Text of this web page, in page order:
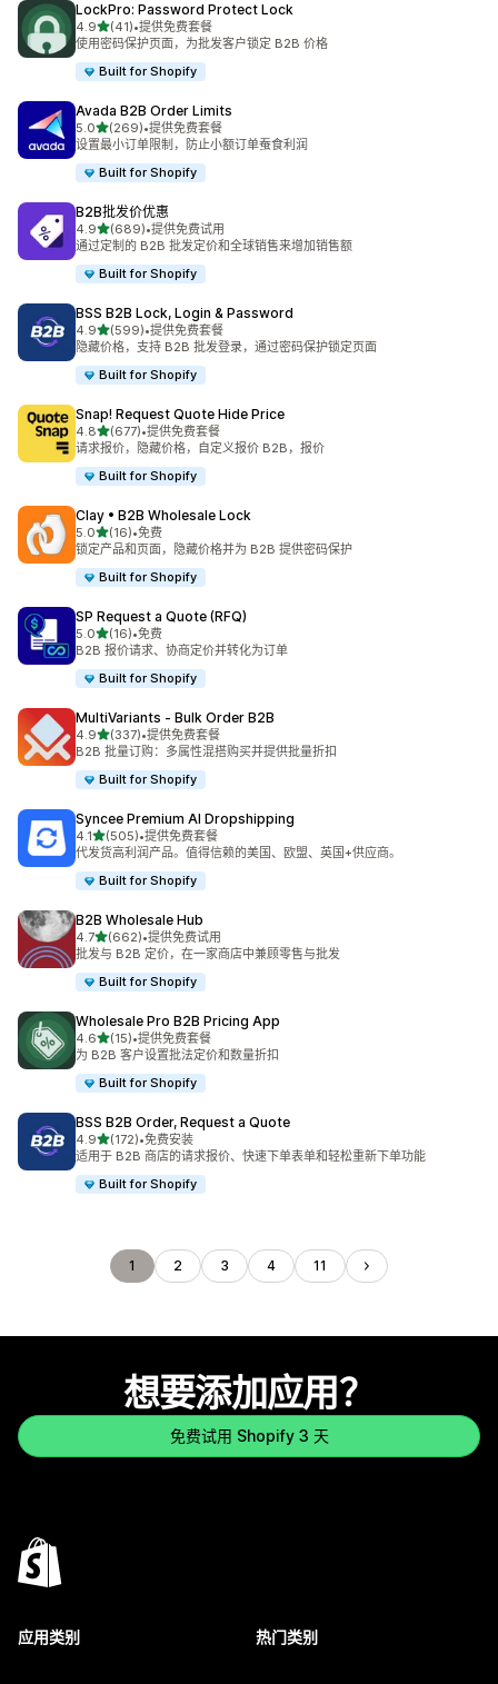
LockPro: Password Protect Lock
4.9星（满分 5 星）
(41)
总共 41 条评论
•提供免费套餐
使用密码保护页面，为批发客户锁定 B2B 价格
Built for Shopify
Avada B2B Order Limits
5.0星（满分 5 星）
(269)
总共 269 条评论
•提供免费套餐
设置最小订单限制，防止小额订单蚕食利润
Built for Shopify
B2B批发价优惠
4.9星（满分 5 星）
(689)
总共 689 条评论
•提供免费试用
通过定制的 B2B 批发定价和全球销售来增加销售额
Built for Shopify
BSS B2B Lock, Login & Password
4.9星（满分 5 星）
(599)
总共 599 条评论
•提供免费套餐
隐藏价格，支持 B2B 批发登录，通过密码保护锁定页面
Built for Shopify
Snap! Request Quote Hide Price
4.8星（满分 5 星）
(677)
总共 677 条评论
•提供免费套餐
请求报价，隐藏价格，自定义报价 B2B，报价
Built for Shopify
Clay • B2B Wholesale Lock
5.0星（满分 5 星）
(16)
总共 16 条评论
•免费
锁定产品和页面，隐藏价格并为 B2B 提供密码保护
Built for Shopify
SP Request a Quote (RFQ)
5.0星（满分 5 星）
(16)
总共 16 条评论
•免费
B2B 报价请求、协商定价并转化为订单
Built for Shopify
MultiVariants ‑ Bulk Order B2B
4.9星（满分 5 星）
(337)
总共 337 条评论
•提供免费套餐
B2B 批量订购：多属性混搭购买并提供批量折扣
Built for Shopify
Syncee Premium AI Dropshipping
4.1星（满分 5 星）
(505)
总共 505 条评论
•提供免费套餐
代发货高利润产品。值得信赖的美国、欧盟、英国+供应商。
Built for Shopify
B2B Wholesale Hub
4.7星（满分 5 星）
(662)
总共 662 条评论
•提供免费试用
批发与 B2B 定价，在一家商店中兼顾零售与批发
Built for Shopify
Wholesale Pro B2B Pricing App
4.6星（满分 5 星）
(15)
总共 15 条评论
•提供免费套餐
为 B2B 客户设置批法定价和数量折扣
Built for Shopify
BSS B2B Order, Request a Quote
4.9星（满分 5 星）
(172)
总共 172 条评论
•免费安装
适用于 B2B 商店的请求报价、快速下单表单和轻松重新下单功能
Built for Shopify
1 2 3 4 11
想要添加应用？
免费试用 Shopify 3 天
应用类别 热门类别